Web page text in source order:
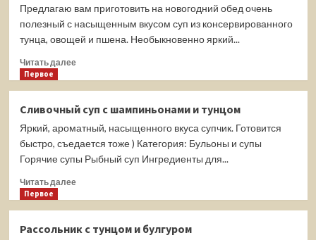
суп
с
тунцом
Предлагаю вам приготовить на новогодний обед очень
полезный с насыщенным вкусом суп из консервированного
тунца, овощей и пшена. Необыкновенно яркий...
Читать далееПрочитать
с
консервированным
тунцом
Первое
Сливочный суп с шампиньонами и тунцом
Яркий, ароматный, насыщенного вкуса супчик. Готовится
быстро, съедается тоже ) Категория: Бульоны и супы
Горячие супы Рыбный суп Ингредиенты для...
Читать далееПрочитать
суп
Первое
Рассольник с тунцом и булгуром